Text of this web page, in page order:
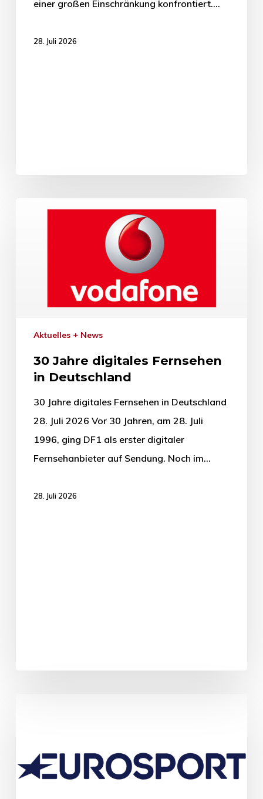
einer großen Einschränkung konfrontiert.…
28. Juli 2026
Aktuelles + News
30 Jahre digitales Fernsehen
in Deutschland
30 Jahre digitales Fernsehen in Deutschland
28. Juli 2026 Vor 30 Jahren, am 28. Juli
1996, ging DF1 als erster digitaler
Fernsehanbieter auf Sendung. Noch im…
28. Juli 2026